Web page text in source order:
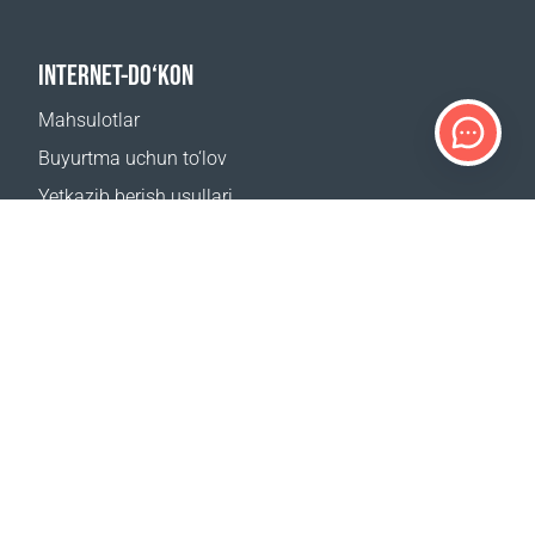
INTERNET-DO‘KON
Mahsulotlar
Buyurtma uchun to‘lov
Yetkazib berish usullari